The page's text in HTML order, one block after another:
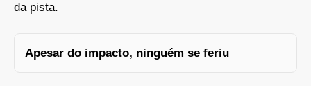
da pista.
Apesar do impacto, ninguém se feriu